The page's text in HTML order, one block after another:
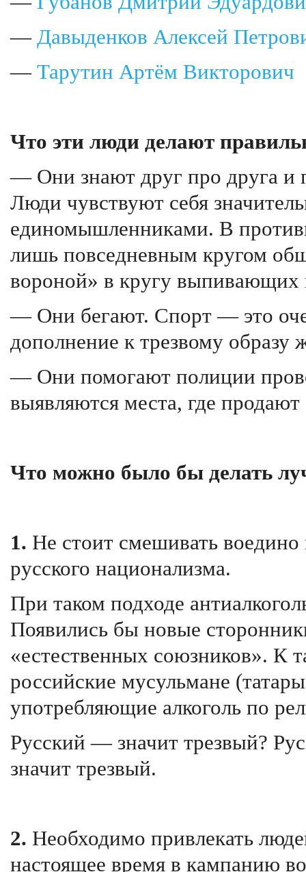
— Давыденков Алексей
— Тарутин Артём Викторович
Что эти люди делают
— Они знают друг про друга и
Люди чувствуют себя
единомышленниками. В
лишь повседневным кругом
вороной» в кругу выпивающих
— Они бегают. Спорт — это
дополнение к трезвому образу
— Они помогают полиции
выявляются места, где
Что можно было бы делать
1. Не стоит смешивать воедино
русского национализма.
При таком подходе
Появились бы новые
«естественных союзников». К
российские мусульмане
употребляющие алкоголь по
Русский — значит трезвый?
значит трезвый.
2. Необходимо привлекать
настоящее время в кампанию